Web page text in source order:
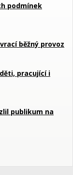
podmínek
běžný provoz
pracující i
publikum na